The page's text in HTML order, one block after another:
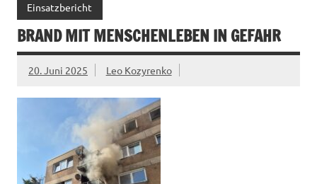
Einsatzbericht
BRAND MIT MENSCHENLEBEN IN GEFAHR
20. Juni 2025 Leo Kozyrenko